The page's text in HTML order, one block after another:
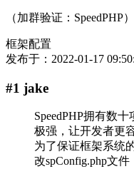
（加群验证：SpeedPHP）
框架配置
发布于： 2022-01-17
#1 jake
SpeedPHP拥有数
极强，让开发者更
为了保证框架系统
改spConfig.php文